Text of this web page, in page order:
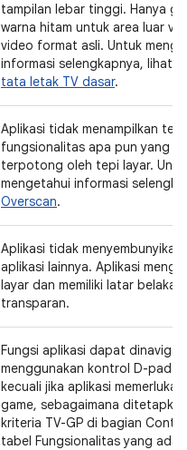
tampilan lebar tinggi. Hanya
warna hitam untuk area luar
video format asli. Untuk
informasi selengkapnya, lihat
tata letak TV dasar.
Aplikasi tidak menampilkan
fungsionalitas apa pun yang
terpotong oleh tepi layar.
mengetahui informasi
Overscan.
Aplikasi tidak
aplikasi lainnya. Aplikasi
layar dan memiliki latar
transparan.
Fungsi aplikasi dapat dinavigasi
menggunakan kontrol D-pad
kecuali jika aplikasi
game, sebagaimana
kriteria TV-GP di bagian
tabel Fungsionalitas yang ada